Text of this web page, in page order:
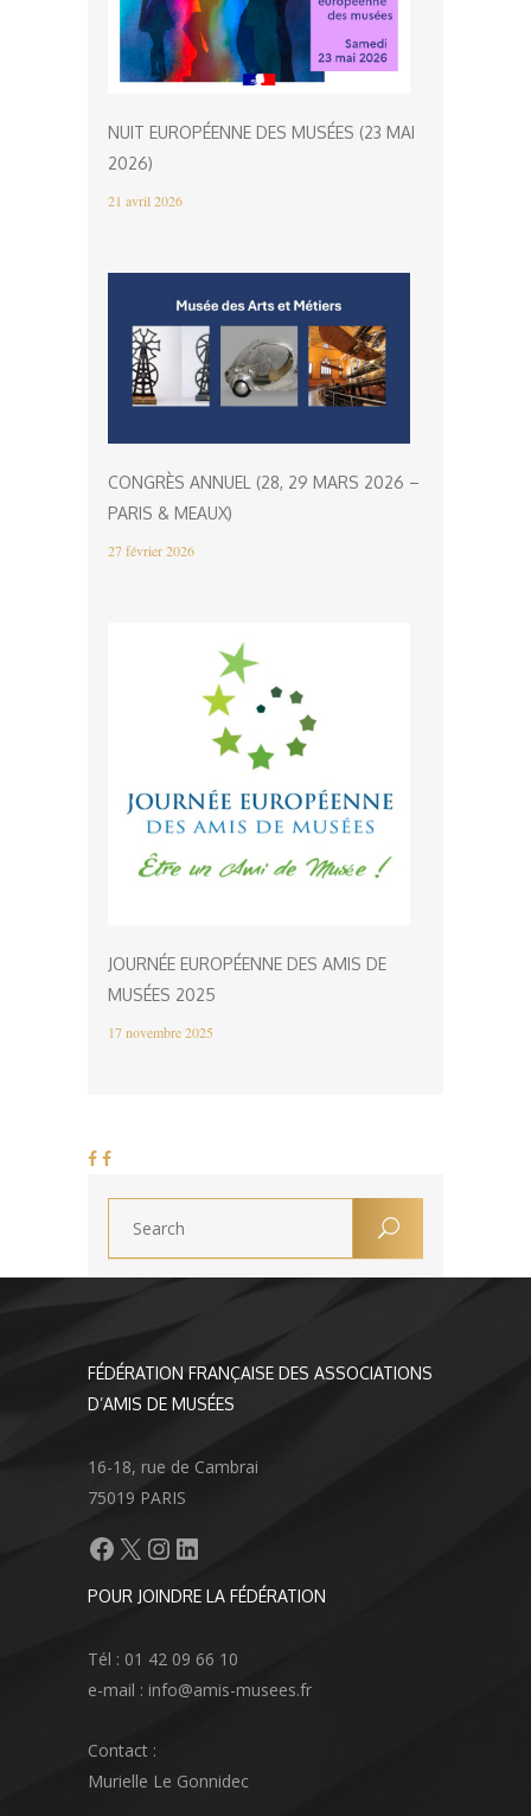
NUIT EUROPÉENNE DES MUSÉES (23 MAI
2026)
21 avril 2026
CONGRÈS ANNUEL (28, 29 MARS 2026 –
PARIS & MEAUX)
27 février 2026
JOURNÉE EUROPÉENNE DES AMIS DE
MUSÉES 2025
17 novembre 2025
FÉDÉRATION FRANÇAISE DES ASSOCIATIONS
D’AMIS DE MUSÉES
16-18, rue de Cambrai
75019 PARIS
Facebook
X Instagram
LinkedIn
POUR JOINDRE LA FÉDÉRATION
Tél : 01 42 09 66 10
e-mail : info@amis-musees.fr
Contact :
Murielle Le Gonnidec